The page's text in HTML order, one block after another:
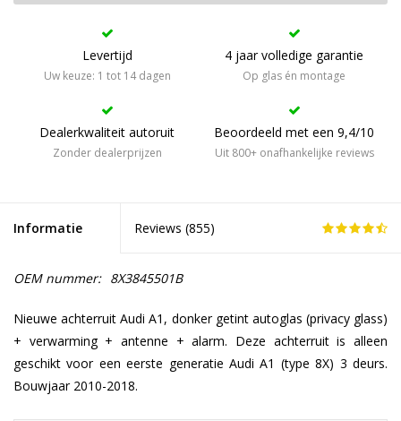
Levertijd
Uw keuze: 1 tot 14 dagen
4 jaar volledige garantie
Op glas én montage
Dealerkwaliteit autoruit
Zonder dealerprijzen
Beoordeeld met een 9,4/10
Uit 800+ onafhankelijke reviews
Informatie Reviews (855)
OEM nummer: 8X3845501B
Nieuwe achterruit Audi A1, donker getint autoglas (privacy glass)
+ verwarming + antenne + alarm. Deze achterruit is alleen
geschikt voor een eerste generatie Audi A1 (type 8X) 3 deurs.
Bouwjaar 2010-2018.